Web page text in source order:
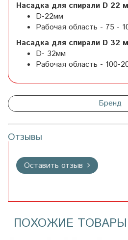
Насадка для спирали D 22
D-22мм
Рабочая область - 75 -
Насадка для спирали D 32
D- 32мм
Рабочая область - 100-
Бренд
Отзывы
Оставить отзыв
ПОХОЖИЕ ТОВАРЫ